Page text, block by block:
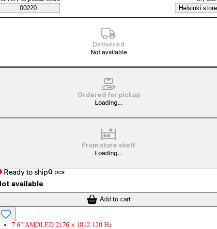
Saatavuustiedot
00220 Helsinki store
Delivered
Not available
Ordered for pickup
Loading...
From store shelf
Loading...
Ready to ship0 pcs
available
Add to cart
7.6" AMOLED 2176 x 1812 120 Hz